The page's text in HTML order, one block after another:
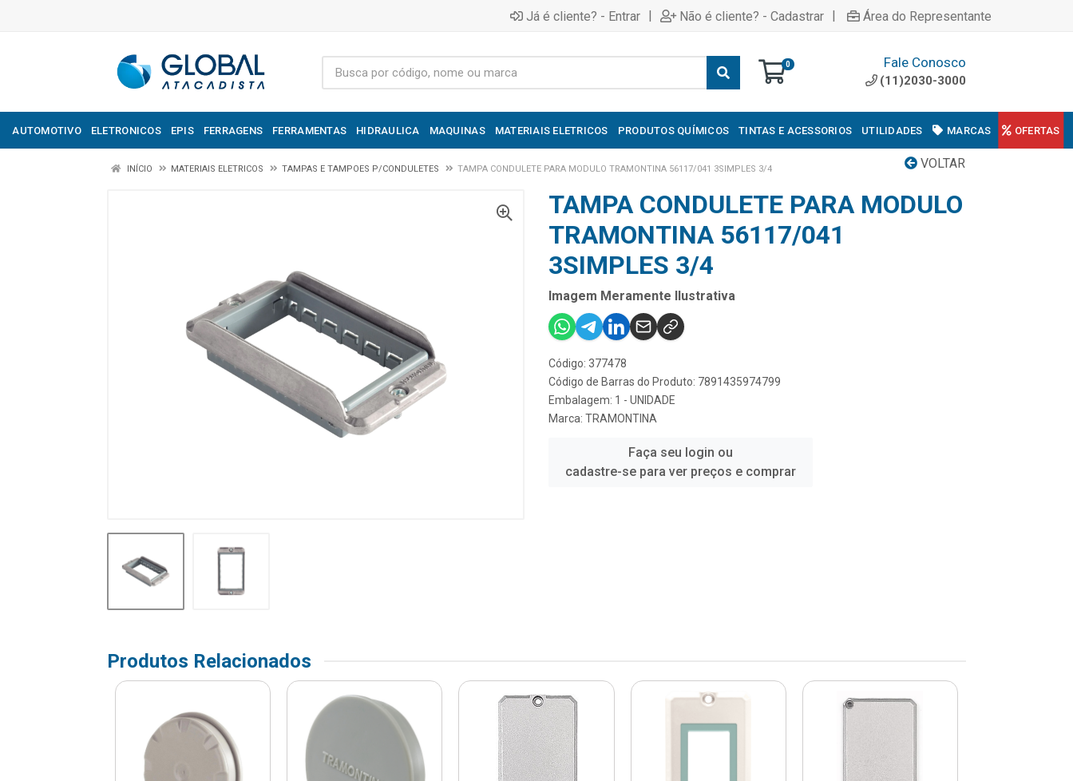
Já é cliente? - Entrar | Não é cliente? - Cadastrar | Área do Representante
0 Fale Conosco
(11)2030-3000
AUTOMOTIVO ELETRONICOS EPIS FERRAGENS FERRAMENTAS HIDRAULICA MAQUINAS MATERIAIS ELETRICOS PRODUTOS QUÍMICOS TINTAS E ACESSORIOS UTILIDADES MARCAS OFERTAS
VOLTAR
INÍCIO MATERIAIS ELETRICOS TAMPAS E TAMPOES P/CONDULETES TAMPA CONDULETE PARA MODULO TRAMONTINA 56117/041 3SIMPLES 3/4
TAMPA CONDULETE PARA MODULO
TRAMONTINA 56117/041
3SIMPLES 3/4
Imagem Meramente Ilustrativa
Código: 377478
Código de Barras do Produto: 7891435974799
Embalagem: 1 - UNIDADE
Marca: TRAMONTINA
Faça seu login ou
cadastre-se para ver preços e comprar
Produtos Relacionados